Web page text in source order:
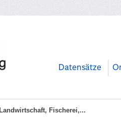
Datensätze
Landwirtschaft, Fischerei,...